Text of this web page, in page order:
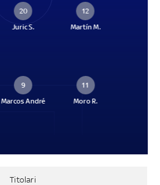
20
Juric S.
12
Martín M.
9
Marcos André
11
Moro R.
Titolari